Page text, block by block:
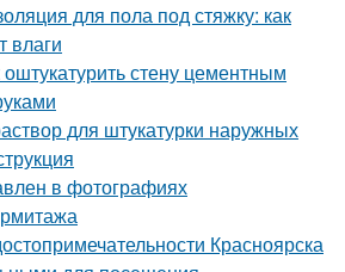
для пола под стяжку: как
влаги
оштукатурить стену цементным
для штукатурки наружных
в фотографиях
Красноярска